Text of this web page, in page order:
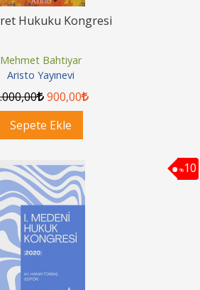
Hukuku Kongresi
Mehmet Bahtiyar
Aristo Yayınevi
,00 900,00
Sepete Ekle
%10